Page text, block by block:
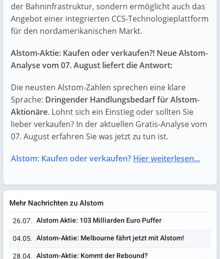
der Bahninfrastruktur, sondern ermöglicht auch das
Angebot einer integrierten CCS-Technologieplattform
für den nordamerikanischen Markt.
Alstom-Aktie: Kaufen oder verkaufen?! Neue Alstom-
Analyse vom 07. August liefert die Antwort:
Die neusten Alstom-Zahlen sprechen eine klare
Sprache: Dringender Handlungsbedarf für Alstom-
Aktionäre. Lohnt sich ein Einstieg oder sollten Sie
lieber verkaufen? In der aktuellen Gratis-Analyse vom
07. August erfahren Sie was jetzt zu tun ist.
Alstom: Kaufen oder verkaufen? Hier weiterlesen...
Mehr Nachrichten zu Alstom
26.07. Alstom Aktie: 103 Milliarden Euro Puffer
04.05. Alstom-Aktie: Melbourne fährt jetzt mit Alstom!
28.04. Alstom-Aktie: Kommt der Rebound?